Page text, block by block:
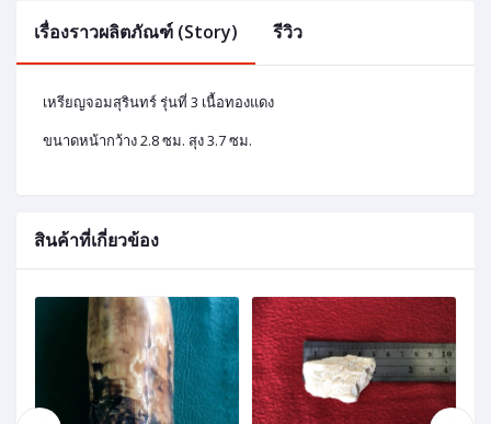
เรื่องราวผลิตภัณฑ์ (Story) รีวิว
เหรียญจอมสุรินทร์ รุ่นที่ 3 เนื้อทองแดง
ขนาดหน้ากว้าง 2.8 ซม. สุง 3.7 ซม.
สินค้าที่เกี่ยวข้อง